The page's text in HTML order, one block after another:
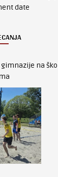
date
gimnazije na